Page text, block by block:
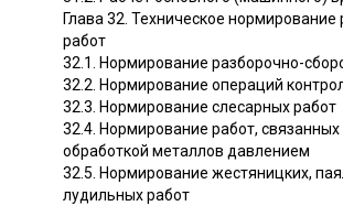
Глава 32. Техническое
работ
32.1. Нормирование разборочно-
32.2. Нормирование операций
32.3. Нормирование слесарных работ
32.4. Нормирование работ, связанных
обработкой металлов давлением
32.5. Нормирование жестяницких,
лудильных работ